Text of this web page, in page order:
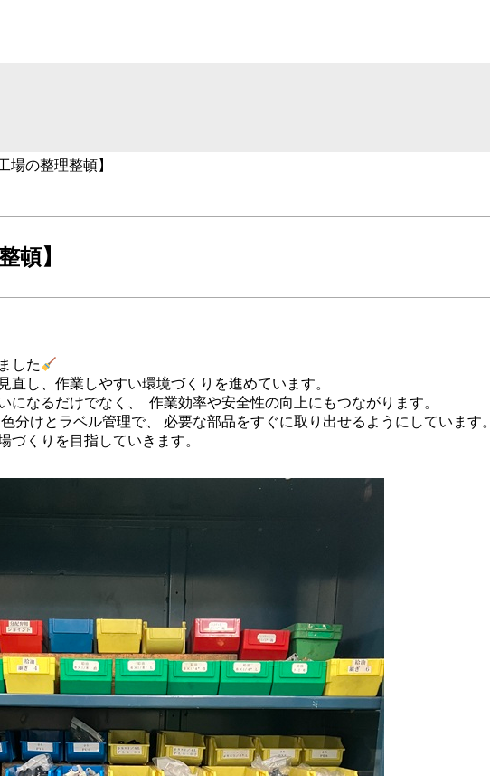
工場の整理整頓】
頓】
した
直し、作業しやすい環境づくりを進めています。
になるだけでなく、 作業効率や安全性の向上にもつながります。
分けとラベル管理で、 必要な部品をすぐに取り出せるようにしています。
づくりを目指していきます。